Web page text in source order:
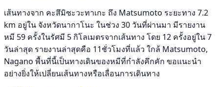
เส้นทางจาก คะสึมิซะวะทาเกะ ถึง Matsumoto ระยะทาง 7.2
km อยู่ใน จังหวัดนากาโนะ ในช่วง 30 วันที่ผ่านมา มีรายงาน
หมี 59 ครั้งในรัศมี 5 กิโลเมตรจากเส้นทาง โดย 12 ครั้งอยู่ใน 7
วันล่าสุด รายงานล่าสุดคือ 11ชั่วโมงที่แล้ว ใกล้ Matsumoto,
Nagano พื้นที่นี้เป็นทางเดินของหมีที่กำลังคึกคัก ขอแนะนำ
อย่างยิ่งให้เปลี่ยนเส้นทางหรือเลื่อนการเดินทาง